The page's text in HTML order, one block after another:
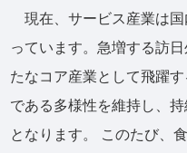
現在、サービス産業は
っています。急増する訪
たなコア産業として飛躍
である多様性を維持し、
となります。 このたび、